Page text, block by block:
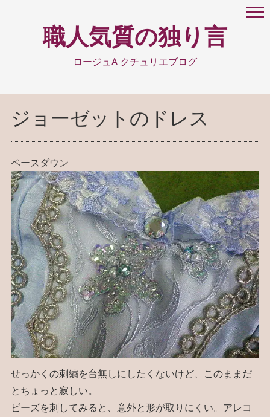
職人気質の独り言
ロージュA クチュリエブログ
ジョーゼットのドレス
ペースダウン
せっかくの刺繍を台無しにしたくないけど、このままだ
とちょっと寂しい。
ビーズを刺してみると、意外と形が取りにくい。アレコ